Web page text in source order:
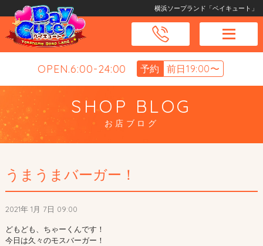
横浜ソープランド「ベイキュート」
OPEN.6:00-24:00 予約 前日19:00〜
SHOP BLOG
お店ブログ
うまうまバーガー！
2021年 1月 7日 09:00
どもども、ちゃーくんです！
今日は久々のモスバーガー！